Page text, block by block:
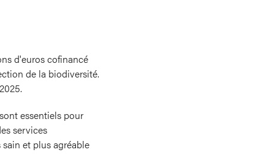
d'euros cofinancé
de la biodiversité.
essentiels pour
services
et plus agréable